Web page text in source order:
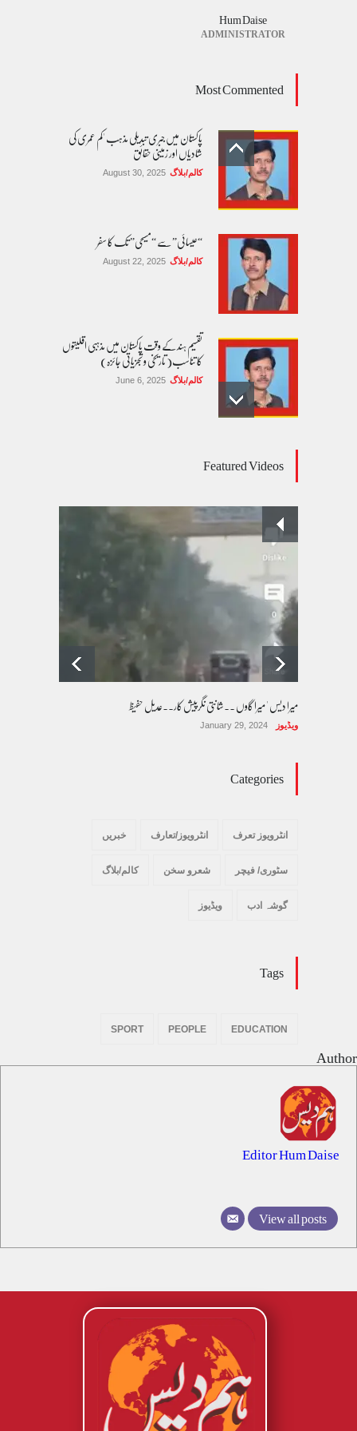
Hum Daise
ADMINISTRATOR
Most Commented
پاکستان میں جبری تبدیلی مذہب 'کم عمری کی
شادیاں اور زمینی حقائق
کالم/بلاگ August 30, 2025
“عیسائی” سے “مسیحی” تک کا سفر
کالم/بلاگ August 22, 2025
تقسیم ہند کے وقت پاکستان میں مذہبی اقلیتوں
کا تناسب( تاریخی و تجزیاتی جائزہ)
کالم/بلاگ June 6, 2025
پسند کی شادیوں کا بڑھتا ہوا رجحان اور راولپنڈی
کی یوسیز میں اندارج پر پابندی ایک نیا تنازعہ
October 14, 2025
Featured Videos
میرا دیس ' میرا گاوں ۔۔شانتی نگرپیش کار۔۔عدیل حفیظ
ویڈیوز January 29, 2024
Categories
انٹرویوز تعرف انٹرویوز/تعارف خبریں
سٹوری/ فیچر شعرو سخن کالم/بلاگ
گوشہ ادب ویڈیوز
Tags
EDUCATION
PEOPLE
SPORT
Author
Editor Hum Daise
View all posts